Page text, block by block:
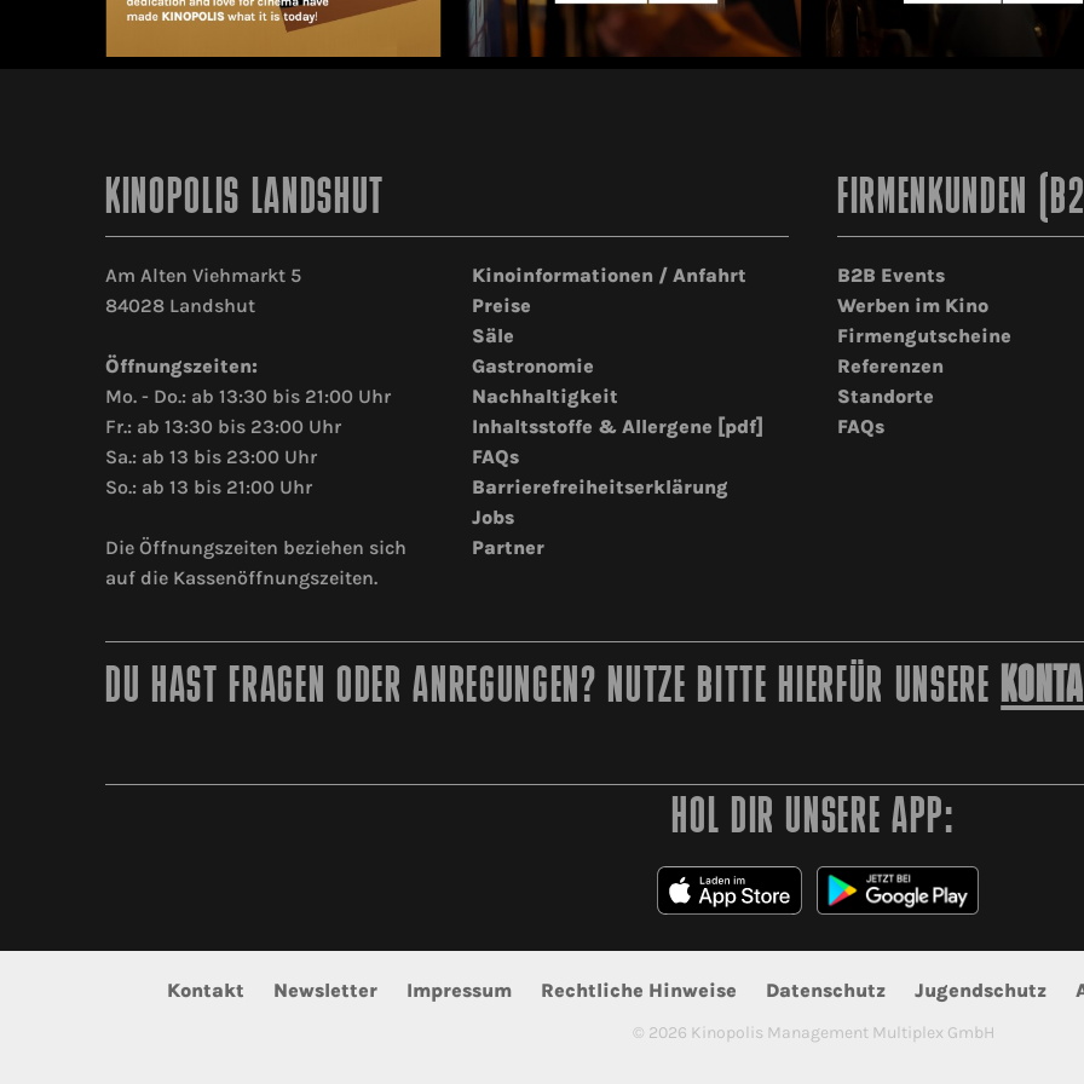
KINOPOLIS LANDSHUT
Am Alten Viehmarkt 5
84028 Landshut
Öffnungszeiten:
Mo. - Do.: ab 13:30 bis 21:00 Uhr
Fr.: ab 13:30 bis 23:00 Uhr
Sa.: ab 13 bis 23:00 Uhr
So.: ab 13 bis 21:00 Uhr
Die Öffnungszeiten beziehen sich
auf die Kassenöffnungszeiten.
Kinoinformationen / Anfahrt
Preise
Säle
Gastronomie
Nachhaltigkeit
Inhaltsstoffe & Allergene [pdf]
FAQs
Barrierefreiheitserklärung
Jobs
Partner
FIRMENKUNDEN
B2B Events
Werben im Kino
Firmengutscheine
Referenzen
Standorte
FAQs
DU HAST FRAGEN ODER ANREGUNGEN? NUTZE BITTE HIERFÜR UNSERE
HOL DIR UNSERE APP:
Kontakt Newsletter Impressum Rechtliche Hinweise Datenschutz Jugendschutz
© 2026 Kinopolis Management Multiplex GmbH